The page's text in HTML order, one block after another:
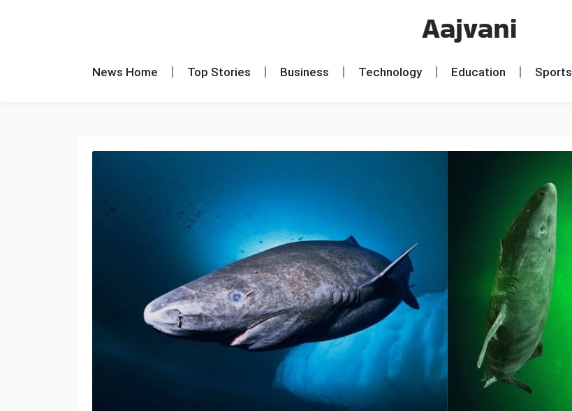
Aajvani
News Home Top Stories Business Technology Education Sports